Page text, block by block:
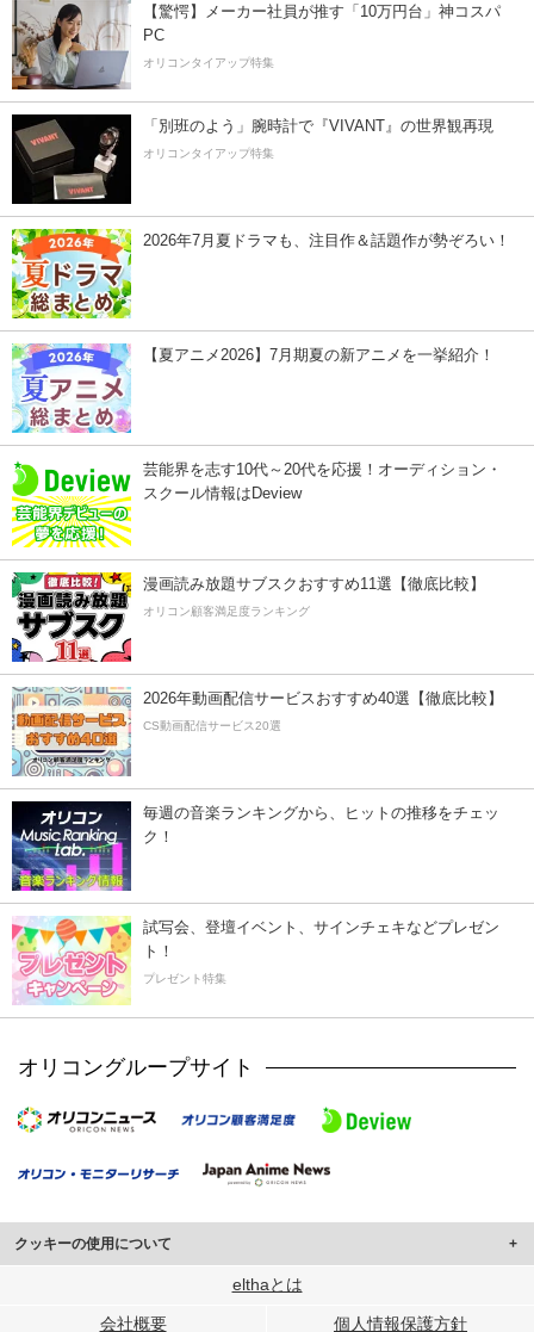
【驚愕】メーカー社員が推す「10万円台」神コスパ
PC
オリコンタイアップ特集
「別班のよう」腕時計で『VIVANT』の世界観再現
オリコンタイアップ特集
2026年7月夏ドラマも、注目作＆話題作が勢ぞろい！
【夏アニメ2026】7月期夏の新アニメを一挙紹介！
芸能界を志す10代～20代を応援！オーディション・
スクール情報はDeview
漫画読み放題サブスクおすすめ11選【徹底比較】
オリコン顧客満足度ランキング
2026年動画配信サービスおすすめ40選【徹底比較】
CS動画配信サービス20選
毎週の音楽ランキングから、ヒットの推移をチェッ
ク！
試写会、登壇イベント、サインチェキなどプレゼン
ト！
プレゼント特集
オリコングループサイト
クッキーの使用について
このサイトでは Cookie を使用して、ユーザーに合わせたコンテンツや広告の
行っています。
elthaとは
会社概要 個人情報保護方針